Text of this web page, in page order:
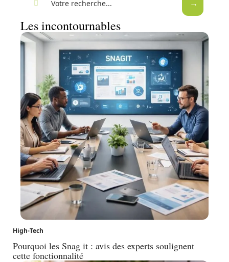
Les incontournables
High-Tech
Pourquoi les Snag it : avis des experts soulignent
cette fonctionnalité